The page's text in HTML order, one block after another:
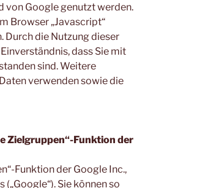
von Google genutzt werden.
Browser „Javascript“
Durch die Nutzung dieser
dass Sie mit
sind. Weitere
verwenden sowie die
Zielgruppen“-Funktion der
Funktion der Google Inc.,
Sie können so